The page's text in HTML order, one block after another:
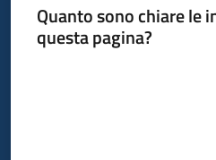
Quanto sono chiare le
questa pagina?